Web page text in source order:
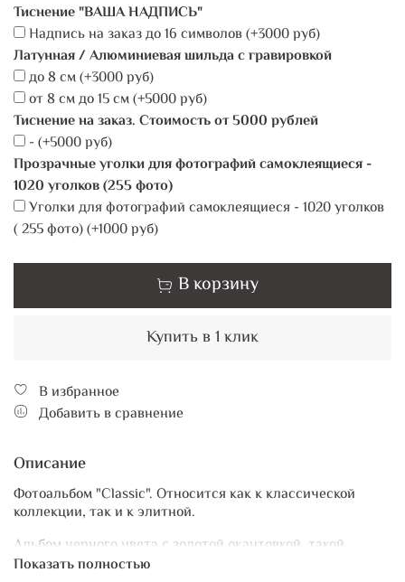
Тиснение "ВАША НАДПИСЬ"
Надпись на заказ дo 16 символов(+3000 руб)
Латунная / Алюминиевая шильда с гравировкой
до 8 см(+3000 руб)
от 8 см до 15 см(+5000 руб)
Тиснение на заказ. Стоимость от 5000 рублей
- (+5000 руб)
Прозрачные уголки для фотографий самоклеящиеся -
1020 уголков (255 фото)
Уголки для фотографий самоклеящиеся - 1020 уголков
( 255 фото)(+1000 руб)
В корзину
Купить в 1 клик
В избранное
Добавить в сравнение
Описание
Фотоальбом "Classic". Относится как к классической
коллекции, так и к элитной.
Альбом черного цвета с золотой окантовкой, такой
дизайн смотрится очень достойно и со вкусом. Внешний
Показать полностью